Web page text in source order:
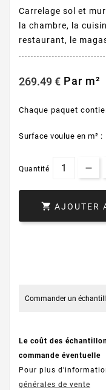
Carrelage sol et
la chambre, la
restaurant, le
269.49 € Par m²
Chaque paquet
Surface voulue en m² :
Quantité
 AJOUTER
Commander un
Le coût des
commande éventuelle
Pour plus
générales de vente